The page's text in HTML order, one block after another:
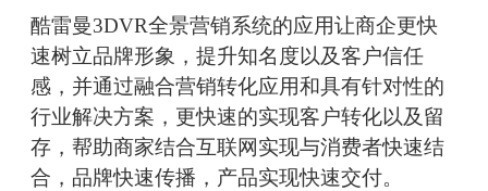
酷雷曼3DVR全景营销系统的应用让商企更快
速树立品牌形象，提升知名度以及客户信任
感，并通过融合营销转化应用和具有针对性的
行业解决方案，更快速的实现客户转化以及留
存，帮助商家结合互联网实现与消费者快速结
合，品牌快速传播，产品实现快速交付。